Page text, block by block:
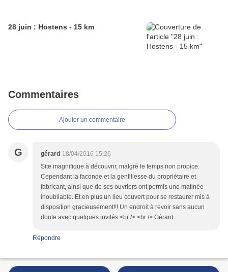
28 juin : Hostens - 15 km
Commentaires
Ajouter un commentaire
G gérard 18/04/2016 15:26
Site magnifique à découvrir, malgré le temps non propice.
Cependant la faconde et la gentillesse du propriétaire et
fabricant, ainsi que de ses ouvriers ont permis une matinée
inoubliable. Et en plus un lieu couvert pour se restaurer mis à
disposition gracieusement!!! Un endroit à revoir sans aucun
doute avec quelques invités.<br /> <br /> Gérard
Répondre